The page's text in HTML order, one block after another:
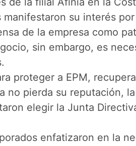
su interés
de la empresa como
sin embargo, es
proteger a EPM,
no pierda su reputación,
elegir la Junta
enfatizaron en la